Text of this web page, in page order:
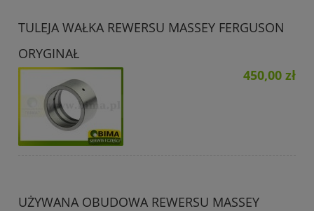
TULEJA WAŁKA REWERSU MASSEY FERGUSON
ORYGINAŁ
450,00 zł
UŻYWANA OBUDOWA REWERSU MASSEY